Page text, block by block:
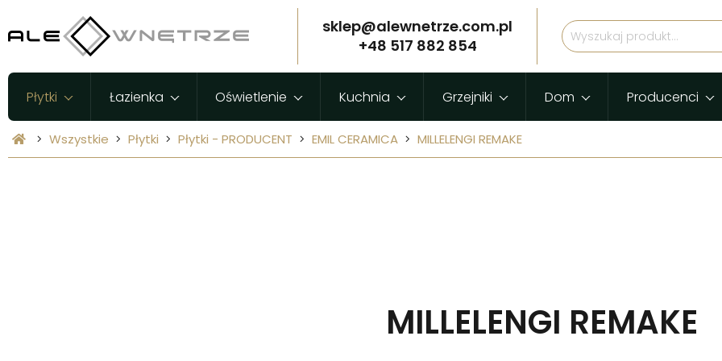
sklep@alewnetrze.com.pl
+48 517 882 854
Płytki Łazienka Oświetlenie Kuchnia Grzejniki Dom Producenci
Wszystkie Płytki Płytki - PRODUCENT EMIL CERAMICA MILLELENGI REMAKE
MILLELENGI REMAKE